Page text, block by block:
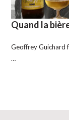
Quand la
Geoffrey Guichard
…